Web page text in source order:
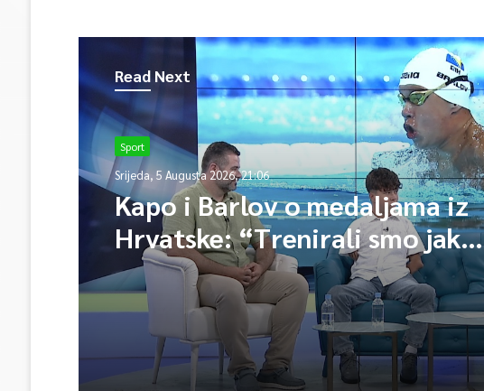
Read Next
Sport
Srijeda, 5 Augusta 2026, 21:06
Kapo i Barlov o medaljama iz
Hrvatske: “Trenirali smo jako.
Vjerovali smo”